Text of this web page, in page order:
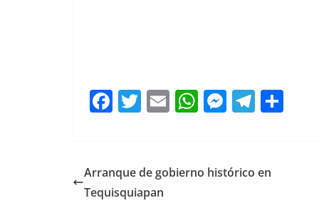
F
e
b
T
er
E
l
W
s
M
e
T
gr
Arranque de gobierno histórico en
Tequisquiapan